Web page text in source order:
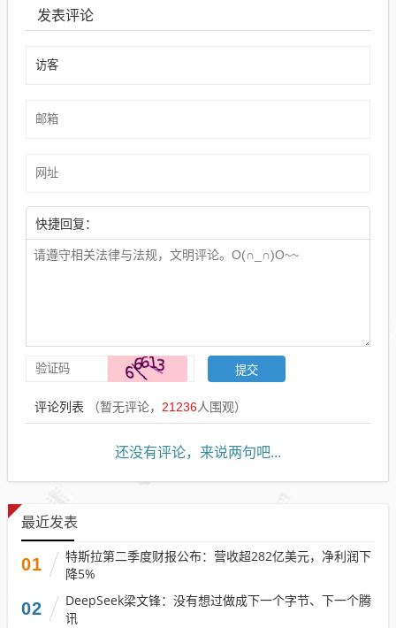
发表评论
快捷回复：
评论列表 （暂无评论， 21236人围观）
还没有评论，来说两句吧...
最近发表
01
特斯拉第二季度财报公布：营收超282亿美元，净利润下
降5%
02
DeepSeek梁文锋：没有想过做成下一个字节、下一个腾
讯